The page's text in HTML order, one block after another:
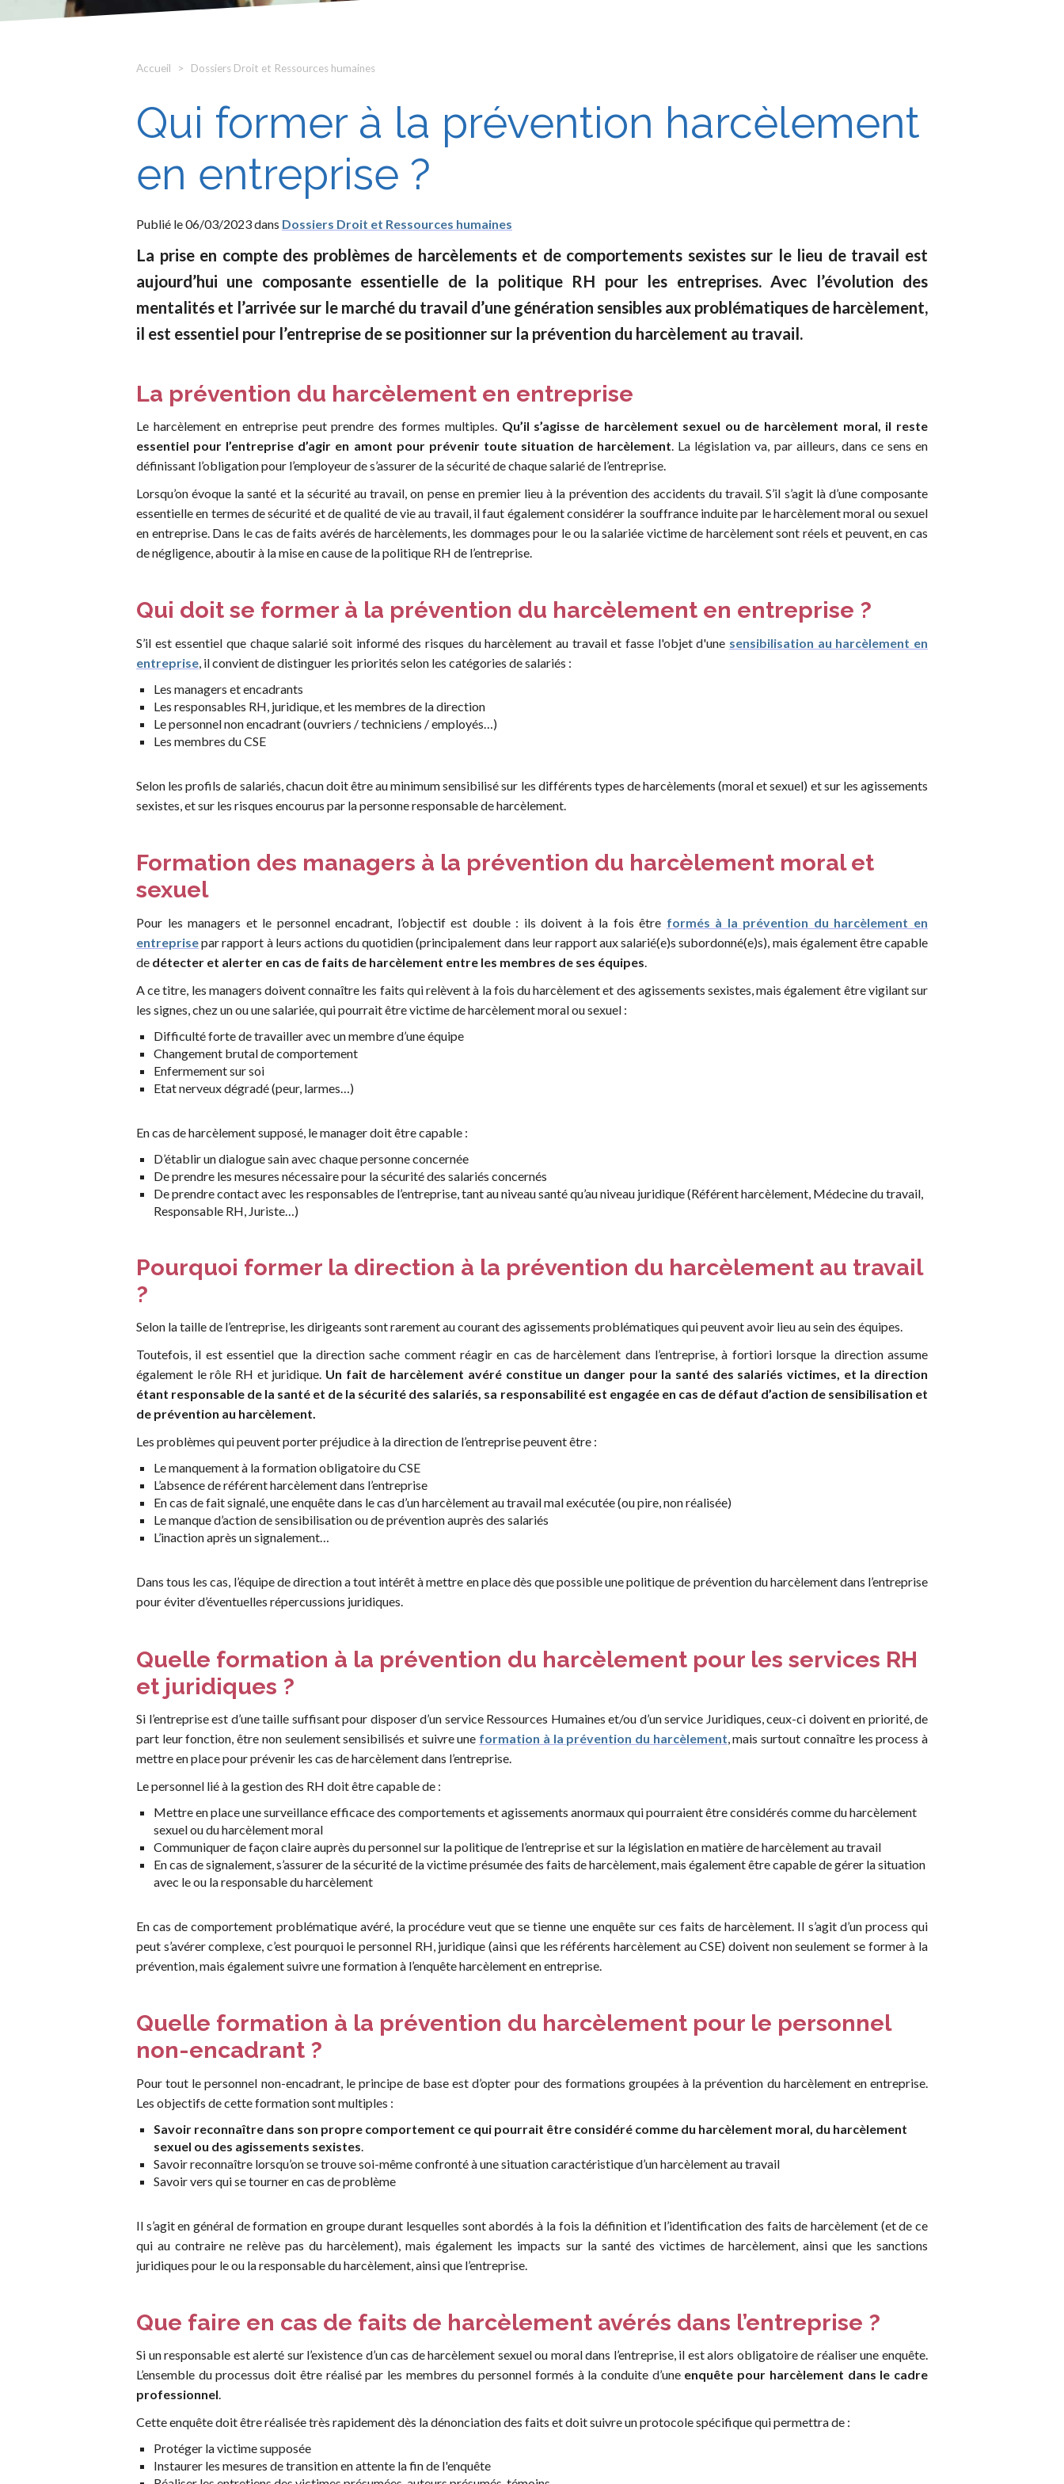
Accueil Dossiers Droit et Ressources humaines
Qui former à la prévention harcèlement
en entreprise ?
Publié le 06/03/2023 dans Dossiers Droit et Ressources humaines
La prise en compte des problèmes de harcèlements et de comportements sexistes sur le lieu de travail est
aujourd’hui une composante essentielle de la politique RH pour les entreprises. Avec l’évolution des
mentalités et l’arrivée sur le marché du travail d’une génération sensibles aux problématiques de harcèlement,
il est essentiel pour l’entreprise de se positionner sur la prévention du harcèlement au travail.
La prévention du harcèlement en entreprise
Le harcèlement en entreprise peut prendre des formes multiples. Qu’il s’agisse de harcèlement sexuel ou de harcèlement moral, il reste
essentiel pour l’entreprise d’agir en amont pour prévenir toute situation de harcèlement. La législation va, par ailleurs, dans ce sens en
définissant l’obligation pour l’employeur de s’assurer de la sécurité de chaque salarié de l’entreprise.
Lorsqu’on évoque la santé et la sécurité au travail, on pense en premier lieu à la prévention des accidents du travail. S’il s’agit là d’une composante
essentielle en termes de sécurité et de qualité de vie au travail, il faut également considérer la souffrance induite par le harcèlement moral ou sexuel
en entreprise. Dans le cas de faits avérés de harcèlements, les dommages pour le ou la salariée victime de harcèlement sont réels et peuvent, en cas
de négligence, aboutir à la mise en cause de la politique RH de l’entreprise.
Qui doit se former à la prévention du harcèlement en entreprise ?
S’il est essentiel que chaque salarié soit informé des risques du harcèlement au travail et fasse l'objet d'une sensibilisation au harcèlement en
entreprise, il convient de distinguer les priorités selon les catégories de salariés :
Les managers et encadrants
Les responsables RH, juridique, et les membres de la direction
Le personnel non encadrant (ouvriers / techniciens / employés…)
Les membres du CSE
Selon les profils de salariés, chacun doit être au minimum sensibilisé sur les différents types de harcèlements (moral et sexuel) et sur les agissements
sexistes, et sur les risques encourus par la personne responsable de harcèlement.
Formation des managers à la prévention du harcèlement moral et
sexuel
Pour les managers et le personnel encadrant, l’objectif est double : ils doivent à la fois être formés à la prévention du harcèlement en
entreprisepar rapport à leurs actions du quotidien (principalement dans leur rapport aux salarié(e)s subordonné(e)s), mais également être capable
de détecter et alerter en cas de faits de harcèlement entre les membres de ses équipes
A ce titre, les managers doivent connaître les faits qui relèvent à la fois du harcèlement et des agissements sexistes, mais également être vigilant sur
les signes, chez un ou une salariée, qui pourrait être victime de harcèlement moral ou sexuel :
Difficulté forte de travailler avec un membre d’une équipe
Changement brutal de comportement
Enfermement sur soi
Etat nerveux dégradé (peur, larmes…)
En cas de harcèlement supposé, le manager doit être capable :
D’établir un dialogue sain avec chaque personne concernée
De prendre les mesures nécessaire pour la sécurité des salariés concernés
De prendre contact avec les responsables de l’entreprise, tant au niveau santé qu’au niveau juridique (Référent harcèlement, Médecine du travail,
Responsable RH, Juriste…)
Pourquoi former la direction à la prévention du harcèlement au travail
?
Selon la taille de l’entreprise, les dirigeants sont rarement au courant des agissements problématiques qui peuvent avoir lieu au sein des équipes.
Toutefois, il est essentiel que la direction sache comment réagir en cas de harcèlement dans l’entreprise, à fortiori lorsque la direction assume
également le rôle RH et juridique. Un fait de harcèlement avéré constitue un danger pour la santé des salariés victimes, et la direction
étant responsable de la santé et de la sécurité des salariés, sa responsabilité est engagée en cas de défaut d’action de sensibilisation et
de prévention au harcèlement.
Les problèmes qui peuvent porter préjudice à la direction de l’entreprise peuvent être :
Le manquement à la formation obligatoire du CSE
L’absence de référent harcèlement dans l’entreprise
En cas de fait signalé, une enquête dans le cas d’un harcèlement au travail mal exécutée (ou pire, non réalisée)
Le manque d’action de sensibilisation ou de prévention auprès des salariés
L’inaction après un signalement…
Dans tous les cas, l’équipe de direction a tout intérêt à mettre en place dès que possible une politique de prévention du harcèlement dans l’entreprise
pour éviter d’éventuelles répercussions juridiques.
Quelle formation à la prévention du harcèlement pour les services RH
et juridiques ?
Si l’entreprise est d’une taille suffisant pour disposer d’un service Ressources Humaines et/ou d’un service Juridiques, ceux-ci doivent en priorité, de
part leur fonction, être non seulement sensibilisés et suivre une formation à la prévention du harcèlement, mais surtout connaître les process à
mettre en place pour prévenir les cas de harcèlement dans l’entreprise.
Le personnel lié à la gestion des RH doit être capable de :
Mettre en place une surveillance efficace des comportements et agissements anormaux qui pourraient être considérés comme du harcèlement
sexuel ou du harcèlement moral
Communiquer de façon claire auprès du personnel sur la politique de l’entreprise et sur la législation en matière de harcèlement au travail
En cas de signalement, s’assurer de la sécurité de la victime présumée des faits de harcèlement, mais également être capable de gérer la situation
avec le ou la responsable du harcèlement
En cas de comportement problématique avéré, la procédure veut que se tienne une enquête sur ces faits de harcèlement. Il s’agit d’un process qui
peut s’avérer complexe, c’est pourquoi le personnel RH, juridique (ainsi que les référents harcèlement au CSE) doivent non seulement se former à la
prévention, mais également suivre une formation à l’enquête harcèlement en entreprise.
Quelle formation à la prévention du harcèlement pour le personnel
non-encadrant ?
Pour tout le personnel non-encadrant, le principe de base est d’opter pour des formations groupées à la prévention du harcèlement en entreprise.
Les objectifs de cette formation sont multiples :
Savoir reconnaître dans son propre comportement ce qui pourrait être considéré comme du harcèlement moral, du harcèlement
sexuel ou des agissements sexistes
Savoir reconnaître lorsqu’on se trouve soi-même confronté à une situation caractéristique d’un harcèlement au travail
Savoir vers qui se tourner en cas de problème
Il s’agit en général de formation en groupe durant lesquelles sont abordés à la fois la définition et l’identification des faits de harcèlement (et de ce
qui au contraire ne relève pas du harcèlement), mais également les impacts sur la santé des victimes de harcèlement, ainsi que les sanctions
juridiques pour le ou la responsable du harcèlement, ainsi que l’entreprise.
Que faire en cas de faits de harcèlement avérés dans l’entreprise ?
Si un responsable est alerté sur l’existence d’un cas de harcèlement sexuel ou moral dans l’entreprise, il est alors obligatoire de réaliser une enquête.
L’ensemble du processus doit être réalisé par les membres du personnel formés à la conduite d’une enquête pour harcèlement dans le cadre
professionnel.
Cette enquête doit être réalisée très rapidement dès la dénonciation des faits et doit suivre un protocole spécifique qui permettra de :
Protéger la victime supposée
Instaurer les mesures de transition en attente la fin de l'enquête